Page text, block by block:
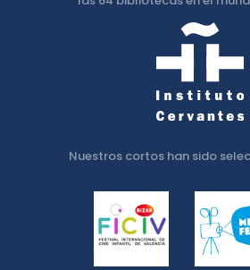
Nuestros cortos han sido